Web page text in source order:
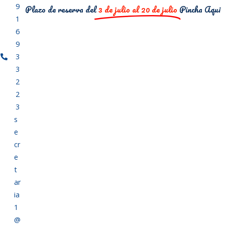
9
1
6
9
3
3
2
2
3
s
e
cr
e
t
ar
ia
1
@
Plazo de reserva del3 de julio al 20 de julio Pincha Aqui